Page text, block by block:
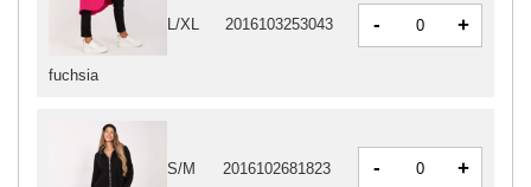
S/M 2016102681823 - +
fuchsia
L/XL 2016103253043 - +